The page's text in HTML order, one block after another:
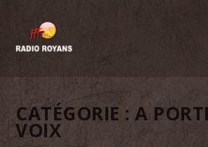
CATÉGORIE :A
VOIX